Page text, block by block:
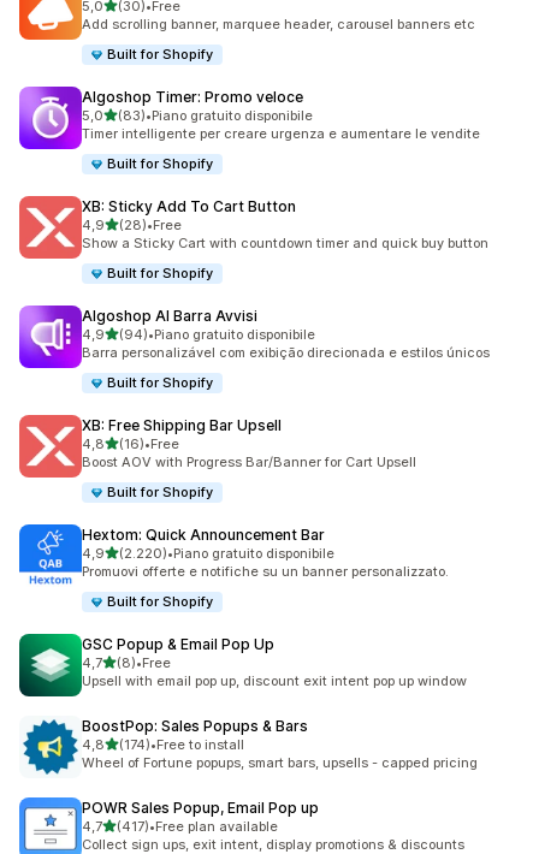
5,0stelle su 5
(30)
30 recensioni totali
•Free
Add scrolling banner, marquee header, carousel banners etc
Built for Shopify
Algoshop Timer: Promo veloce
5,0stelle su 5
(83)
83 recensioni totali
•Piano gratuito disponibile
Timer intelligente per creare urgenza e aumentare le vendite
Built for Shopify
XB: Sticky Add To Cart Button
4,9stelle su 5
(28)
28 recensioni totali
•Free
Show a Sticky Cart with countdown timer and quick buy button
Built for Shopify
Algoshop AI Barra Avvisi
4,9stelle su 5
(94)
94 recensioni totali
•Piano gratuito disponibile
Barra personalizável com exibição direcionada e estilos únicos
Built for Shopify
XB: Free Shipping Bar Upsell
4,8stelle su 5
(16)
16 recensioni totali
•Free
Boost AOV with Progress Bar/Banner for Cart Upsell
Built for Shopify
Hextom: Quick Announcement Bar
4,9stelle su 5
(2.220)
2220 recensioni totali
•Piano gratuito disponibile
Promuovi offerte e notifiche su un banner personalizzato.
Built for Shopify
GSC Popup & Email Pop Up
4,7stelle su 5
(8)
8 recensioni totali
•Free
Upsell with email pop up, discount exit intent pop up window
BoostPop: Sales Popups & Bars
4,8stelle su 5
(174)
174 recensioni totali
•Free to install
Wheel of Fortune popups, smart bars, upsells - capped pricing
POWR Sales Popup, Email Pop up
4,7stelle su 5
(417)
417 recensioni totali
•Free plan available
Collect sign ups, exit intent, display promotions & discounts